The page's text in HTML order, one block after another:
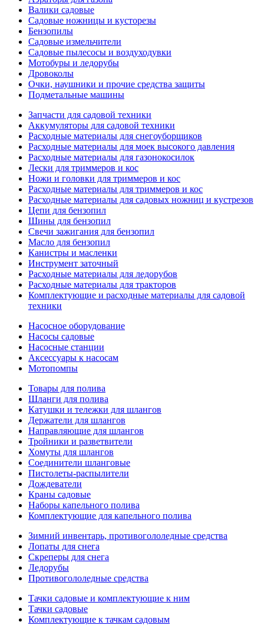
Валики садовые
Садовые ножницы и кусторезы
Бензопилы
Садовые измельчители
Садовые пылесосы и воздуходувки
Мотобуры и ледорубы
Дровоколы
Очки, наушники и прочие средства защиты
Подметальные машины
Запчасти для садовой техники
Аккумуляторы для садовой техники
Расходные материалы для снегоуборщиков
Расходные материалы для моек высокого давления
Расходные материалы для газонокосилок
Лески для триммеров и кос
Ножи и головки для триммеров и кос
Расходные материалы для триммеров и кос
Расходные материалы для садовых ножниц и кустрезов
Цепи для бензопил
Шины для бензопил
Свечи зажигания для бензопил
Масло для бензопил
Канистры и масленки
Инструмент заточный
Расходные материалы для ледорубов
Расходные материалы для тракторов
Комплектующие и расходные материалы для садовой
техники
Насосное оборудование
Насосы садовые
Насосные станции
Аксессуары к насосам
Мотопомпы
Товары для полива
Шланги для полива
Катушки и тележки для шлангов
Держатели для шлангов
Направляющие для шлангов
Тройники и разветвители
Хомуты для шлангов
Соединители шланговые
Пистолеты-распылители
Дождеватели
Краны садовые
Наборы капельного полива
Комплектующие для капельного полива
Зимний инвентарь, противогололедные средства
Лопаты для снега
Скреперы для снега
Ледорубы
Противогололедные средства
Тачки садовые и комплектующие к ним
Тачки садовые
Комплектующие к тачкам садовым